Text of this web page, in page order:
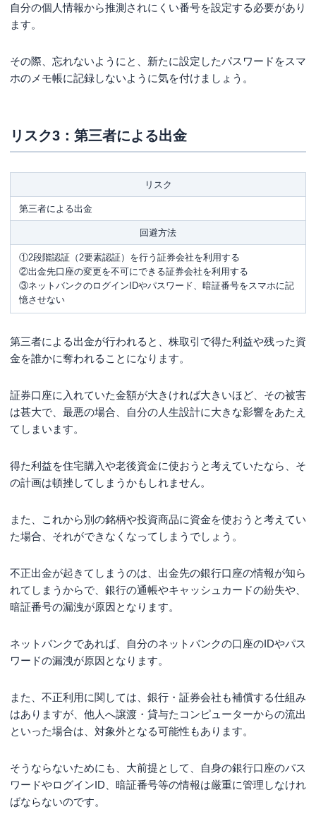
自分の個人情報から推測されにくい番号を設定する必要があり
ます。
その際、忘れないようにと、新たに設定したパスワードをスマ
ホのメモ帳に記録しないように気を付けましょう。
リスク3：第三者による出金
リスク
第三者による出金
回避方法
①2段階認証（2要素認証）を行う証券会社を利用する
②出金先口座の変更を不可にできる証券会社を利用する
③ネットバンクのログインIDやパスワード、暗証番号をスマホに記
憶させない
第三者による出金が行われると、株取引で得た利益や残った資
金を誰かに奪われることになります。
証券口座に入れていた金額が大きければ大きいほど、その被害
は甚大で、最悪の場合、自分の人生設計に大きな影響をあたえ
てしまいます。
得た利益を住宅購入や老後資金に使おうと考えていたなら、そ
の計画は頓挫してしまうかもしれません。
また、これから別の銘柄や投資商品に資金を使おうと考えてい
た場合、それができなくなってしまうでしょう。
不正出金が起きてしまうのは、出金先の銀行口座の情報が知ら
れてしまうからで、銀行の通帳やキャッシュカードの紛失や、
暗証番号の漏洩が原因となります。
ネットバンクであれば、自分のネットバンクの口座のIDやパス
ワードの漏洩が原因となります。
また、不正利用に関しては、銀行・証券会社も補償する仕組み
はありますが、他人へ譲渡・貸与たコンピューターからの流出
といった場合は、対象外となる可能性もあります。
そうならないためにも、大前提として、自身の銀行口座のパス
ワードやログインID、暗証番号等の情報は厳重に管理しなけれ
ばならないのです。